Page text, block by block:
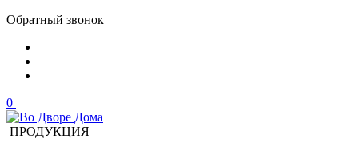
Обратный звонок
0
ПРОДУКЦИЯ